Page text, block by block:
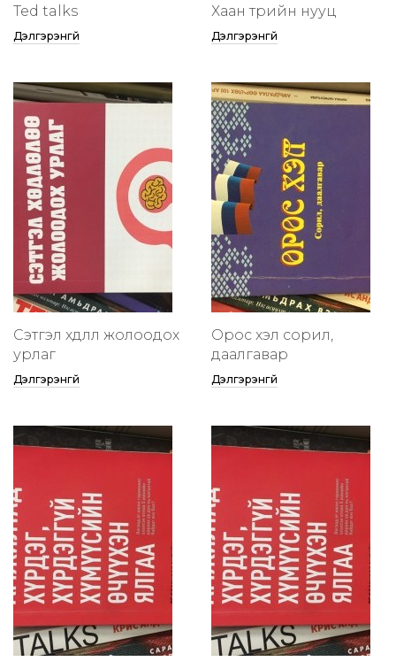
Ted talks
Дэлгэрэнгүй
Хаан төрийн нууц
Дэлгэрэнгүй
Сэтгэл хөдлөлөө жолоодох
урлаг
Дэлгэрэнгүй
Орос хэл сорил,
даалгавар
Дэлгэрэнгүй